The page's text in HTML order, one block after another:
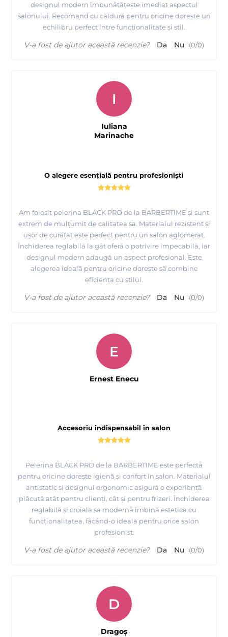
designul modern îmbunătățește imediat aspectul
salonului. Recomand cu căldură pentru oricine dorește un
echilibru perfect între funcționalitate și stil.
V-a fost de ajutor această recenzie? Da Nu (0/0)
O alegere esențială pentru profesioniști
Am folosit pelerina BLACK PRO de la BARBERTIME și sunt
extrem de mulțumit de calitatea sa. Materialul rezistent și
ușor de curățat este perfect pentru un salon aglomerat.
Închiderea reglabilă la gât oferă o potrivire impecabilă, iar
designul modern adaugă un aspect profesional. Este
alegerea ideală pentru oricine dorește să combine
eficiența cu stilul.
I
Iuliana
Marinache
V-a fost de ajutor această recenzie? Da Nu (0/0)
Accesoriu indispensabil în salon
Pelerina BLACK PRO de la BARBERTIME este perfectă
pentru oricine dorește igienă și confort în salon. Materialul
antistatic și designul ergonomic asigură o experiență
plăcută atât pentru clienți, cât și pentru frizeri. Închiderea
reglabilă și croiala sa modernă îmbină estetica cu
funcționalitatea, făcând-o ideală pentru orice salon
profesionist.
E
Ernest Enecu
V-a fost de ajutor această recenzie? Da Nu (0/0)
D
Dragoș